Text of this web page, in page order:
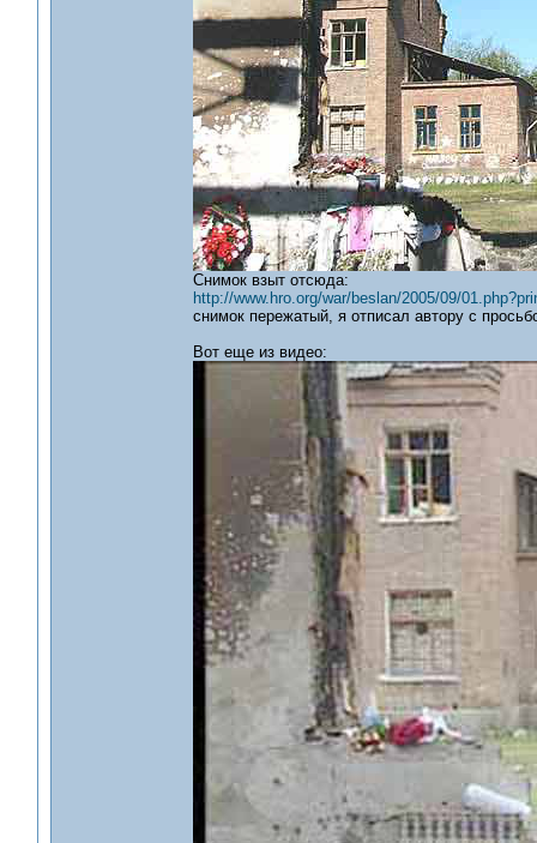
Снимок взыт отсюда:
http://www.hro.org/war/beslan/2005/09/
снимок пережатый, я отписал автору с
Вот еще из видео: